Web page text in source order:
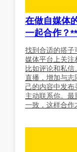
在做自媒体
一起合作？
找到合适的搭子
媒体平台上关注
比如评论和私
直播，增加与志
己的内容中发布
主动联系你。
一致，这样合作